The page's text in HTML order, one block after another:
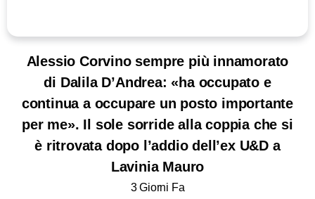
Alessio Corvino sempre più innamorato
di Dalila D’Andrea: «ha occupato e
continua a occupare un posto importante
per me». Il sole sorride alla coppia che si
è ritrovata dopo l’addio dell’ex U&D a
Lavinia Mauro
3 Giorni Fa